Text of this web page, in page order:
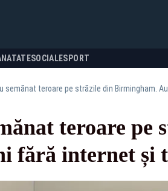
SOCIALESPORT
semănat teroare pe străzile din Birmingham.
teroare
fără internet și